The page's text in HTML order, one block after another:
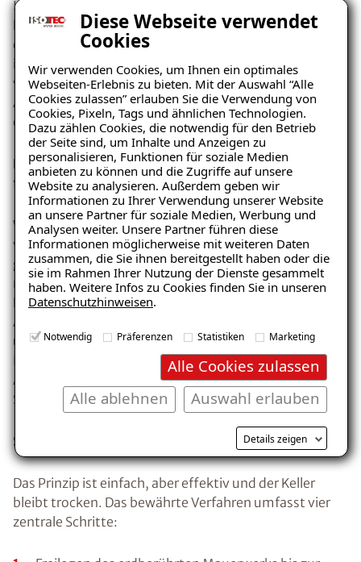
Diese Webseite verwendet
Cookies
Wir verwenden Cookies, um Ihnen ein optimales
Webseiten-Erlebnis zu bieten. Mit der Auswahl “Alle
Cookies zulassen” erlauben Sie die Verwendung von
Cookies, Pixeln, Tags und ähnlichen Technologien.
Dazu zählen Cookies, die notwendig für den Betrieb
der Seite sind, um Inhalte und Anzeigen zu
personalisieren, Funktionen für soziale Medien
anbieten zu können und die Zugriffe auf unsere
Website zu analysieren. Außerdem geben wir
Informationen zu Ihrer Verwendung unserer Website
an unsere Partner für soziale Medien, Werbung und
Analysen weiter. Unsere Partner führen diese
Informationen möglicherweise mit weiteren Daten
zusammen, die Sie ihnen bereitgestellt haben oder die
sie im Rahmen Ihrer Nutzung der Dienste gesammelt
haben. Weitere Infos zu Cookies finden Sie in unseren
Datenschutzhinweisen.
Notwendig Präferenzen Statistiken Marketing
Alle Cookies zulassen
Auswahl erlauben
Alle ablehnen
Details zeigen
ISOTEC. Das Ergebnis: Feuchtigkeit dringt aus dem
Erdreich in das Mauerwerk ein. Besonders in Hanglagen
oder bei Starkregen – wie sie in den letzten Jahren
immer häufiger vorkommen – wird das Problem
verschärft. Die Lösung: Eine professionelle
Aussenabdichtung, am besten im Frühling, Sommer
oder Herbst.
Ein Fall aus der Praxis: Familie Schmitz und ihr
feuchter Keller
Wie wichtig eine gute Abdichtung ist, zeigt das Beispiel
von Familie Schmitz (Name geändert). Sie kauften ein
gepflegtes Reihenendhaus aus den 1980er Jahren –
mit grossem Keller, aber auch sichtbaren
Feuchteschäden. Die Ursache: Damals galt Zement als
Abdichtungswunder, doch das Material ist unflexibel
und reisst bei Bewegungen im Boden. Die Experten von
ISOTEC erkannten das Problem bei einer Vor-Ort-
Analyse und entwickelten ein individuelles
Sanierungskonzept.
So funktioniert die professionelle Aussenabdichtung
Das Prinzip ist einfach, aber effektiv und der Keller
bleibt trocken. Das bewährte Verfahren umfasst vier
zentrale Schritte: